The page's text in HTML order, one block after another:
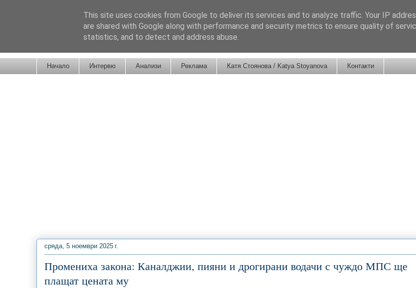
Начало Интервю Анализи Реклама Катя Стоянова / Katya Stoyanova Контакти
сряда, 5 ноември 2025 г.
Промениха закона: Каналджии, пияни и дрогирани водачи с чуждо МПС ще
плащат цената му
This site uses cookies from Google to deliver its services and to analyze traffic. Your IP
are shared with Google along with performance and security metrics to ensure quality of
statistics, and to detect and address abuse.